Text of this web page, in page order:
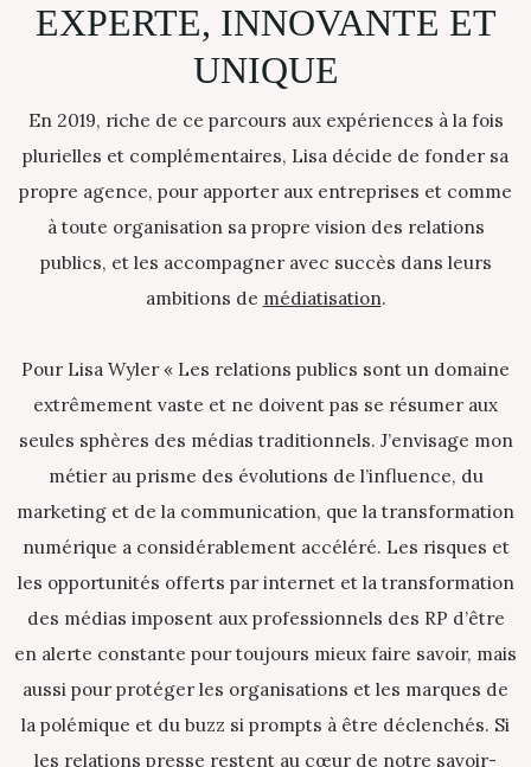
EXPERTE, INNOVANTE ET
UNIQUE
En 2019, riche de ce parcours aux expériences à la fois
plurielles et complémentaires, Lisa décide de fonder sa
propre agence, pour apporter aux entreprises et comme
à toute organisation sa propre vision des relations
publics, et les accompagner avec succès dans leurs
ambitions de médiatisation.
Pour Lisa Wyler « Les relations publics sont un domaine
extrêmement vaste et ne doivent pas se résumer aux
seules sphères des médias traditionnels. J’envisage mon
métier au prisme des évolutions de l’influence, du
marketing et de la communication, que la transformation
numérique a considérablement accéléré. Les risques et
les opportunités offerts par internet et la transformation
des médias imposent aux professionnels des RP d’être
en alerte constante pour toujours mieux faire savoir, mais
aussi pour protéger les organisations et les marques de
la polémique et du buzz si prompts à être déclenchés. Si
les relations presse restent au cœur de notre savoir-